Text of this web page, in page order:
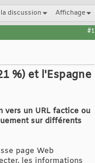
discussion Affichage
#1
%) et l'Espagne
vers un URL factice ou
sur différents
page Web